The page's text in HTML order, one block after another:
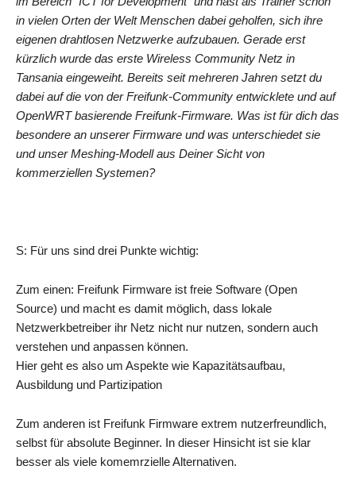
in vielen Orten der Welt Menschen dabei geholfen, sich ihre
eigenen drahtlosen Netzwerke aufzubauen. Gerade erst
kürzlich wurde das erste Wireless Community Netz in
Tansania eingeweiht. Bereits seit mehreren Jahren setzt du
dabei auf die von der Freifunk-Community entwicklete und auf
OpenWRT basierende Freifunk-Firmware. Was ist für dich das
besondere an unserer Firmware und was unterschiedet sie
und unser Meshing-Modell aus Deiner Sicht von
kommerziellen Systemen?
S: Für uns sind drei Punkte wichtig:
Zum einen: Freifunk Firmware ist freie Software (Open
Source) und macht es damit möglich, dass lokale
Netzwerkbetreiber ihr Netz nicht nur nutzen, sondern auch
verstehen und anpassen können.
Hier geht es also um Aspekte wie Kapazitätsaufbau,
Ausbildung und Partizipation
Zum anderen ist Freifunk Firmware extrem nutzerfreundlich,
selbst für absolute Beginner. In dieser Hinsicht ist sie klar
besser als viele komemrzielle Alternativen.